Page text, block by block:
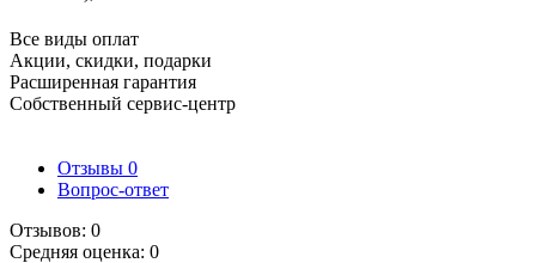
Все виды оплат
Акции, скидки, подарки
Расширенная гарантия
Собственный сервис-центр
Отзывы 0
Вопрос-ответ
Отзывов: 0
Средняя оценка: 0